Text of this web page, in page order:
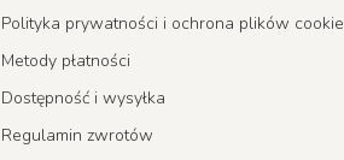
Polityka prywatności i ochrona plików cookie
Metody płatności
Dostępność i wysyłka
Regulamin zwrotów